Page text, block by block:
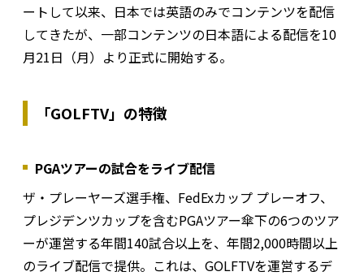
ートして以来、日本では英語のみでコンテンツを配信
してきたが、一部コンテンツの日本語による配信を10
月21日（月）より正式に開始する。
「GOLFTV」の特徴
PGAツアーの試合をライブ配信
ザ・プレーヤーズ選手権、FedExカップ プレーオフ、
プレジデンツカップを含むPGAツアー傘下の6つのツア
ーが運営する年間140試合以上を、年間2,000時間以上
のライブ配信で提供。これは、GOLFTVを運営するデ